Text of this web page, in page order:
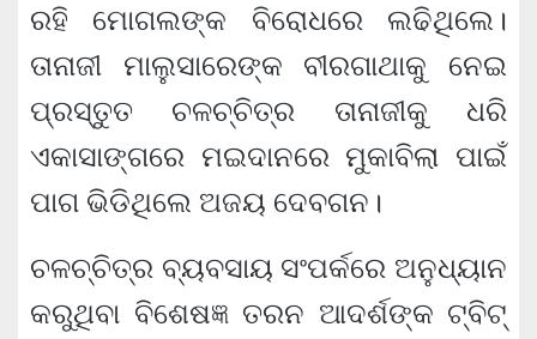
ରହି ମୋଗଲଙ୍କ ବିରୋଧରେ ଲଢିଥିଲେ।
ତାନାଜୀ ମାଲୁସାରେଙ୍କ ବୀରଗାଥାକୁ ନେଇ
ପ୍ରସ୍ତୁତ ଚଳଚ୍ଚିତ୍ର ତାନାଜୀକୁ ଧରି
ଏକାସାଙ୍ଗରେ ମଇଦାନରେ ମୁକାବିଲା ପାଇଁ
ପାଗ ଭିଡିଥିଲେ ଅଜୟ ଦେବଗନ।
ଚଳଚ୍ଚିତ୍ର ବ୍ୟବସାୟ ସଂପର୍କରେ ଅନୁଧ୍ୟାନ
କରୁଥିବା ବିଶେଷଜ୍ଞ ତରନ ଆଦର୍ଶଙ୍କ ଟ୍ବିଟ୍